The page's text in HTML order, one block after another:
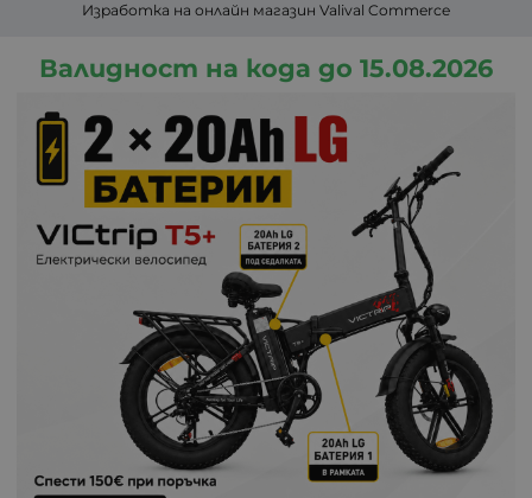
Изработка на онлайн магазин Valival Commerce
Валидност на кода до 15.08.2026